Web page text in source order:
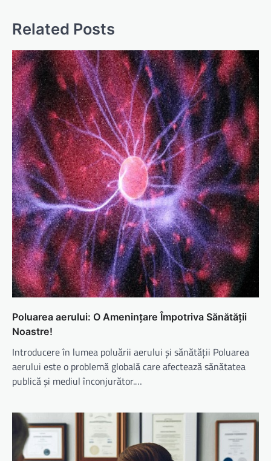
Related Posts
Poluarea aerului: O Amenințare Împotriva Sănătății
Noastre!
Introducere în lumea poluării aerului și sănătății Poluarea
aerului este o problemă globală care afectează sănătatea
publică și mediul înconjurător.…